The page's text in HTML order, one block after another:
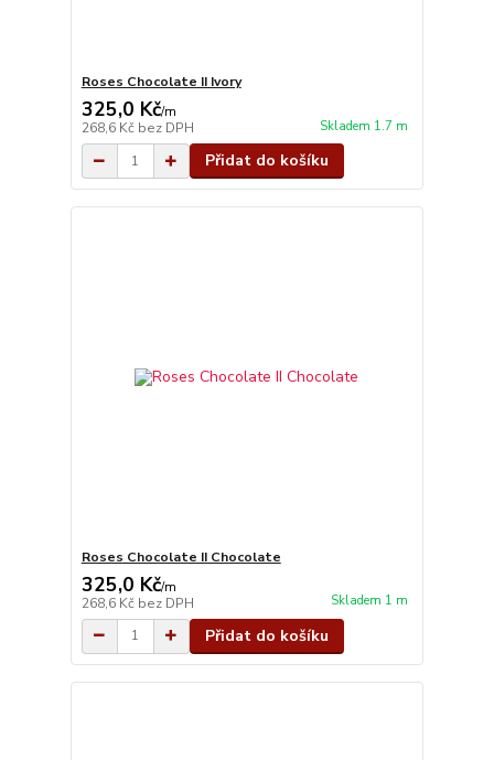
Roses Chocolate II Ivory
325,0 Kč/m
268,6 Kč bez DPH Skladem 1.7 m
Přidat do košíku
Roses Chocolate II Chocolate
325,0 Kč/m
268,6 Kč bez DPH Skladem 1 m
Přidat do košíku